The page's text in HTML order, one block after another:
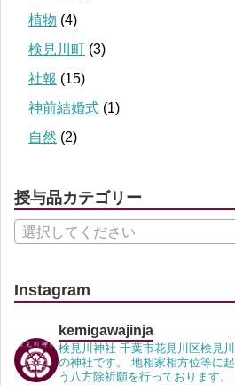
植物 (4)
検見川町 (3)
社報 (15)
神前結婚式 (1)
自然 (2)
授与品カテゴリー
選択してください
Instagram
kemigawajinja
検見川神社 千葉市花見川区検見
の神社です。 地相家相方位等に
う八方除祈願を行っております